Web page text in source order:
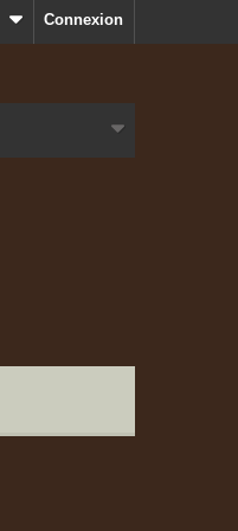
Connexion